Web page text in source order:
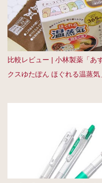
比較レビュー | 小林製薬「あ
クスゆたぽん ほぐれる温蒸